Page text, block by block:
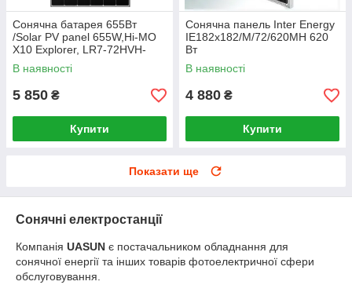
Сонячна батарея 655Вт
/Solar PV panel 655W,Hi-MO
X10 Explorer, LR7-72HVH-
655M, cable 200/400mm
LONGI
В наявності
5 850 ₴
Купити
Сонячна панель Inter Energy
IE182x182/M/72/620MH 620
Вт
В наявності
4 880 ₴
Купити
Показати ще
Сонячні електростанції
Компанія UASUN є постачальником обладнання для
сонячної енергії та інших товарів фотоелектричної сфери
обслуговування.